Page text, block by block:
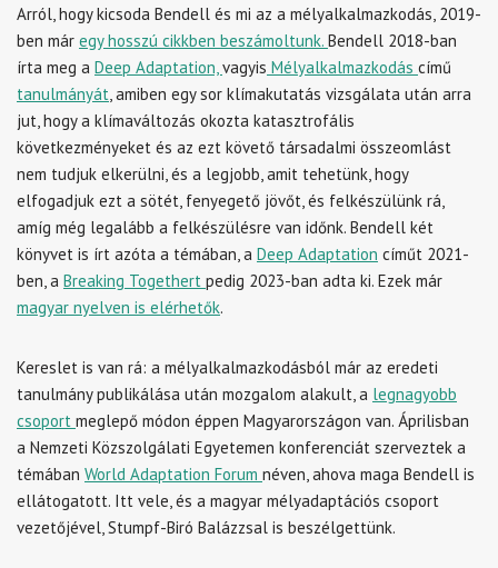
Arról, hogy kicsoda Bendell és mi az a mélyalkalmazkodás, 2019-
ben már egy hosszú cikkben beszámoltunk. Bendell 2018-ban
írta meg a Deep Adaptation,vagyis Mélyalkalmazkodás című
tanulmányát, amiben egy sor klímakutatás vizsgálata után arra
jut, hogy a klímaváltozás okozta katasztrofális
következményeket és az ezt követő társadalmi összeomlást
nem tudjuk elkerülni, és a legjobb, amit tehetünk, hogy
elfogadjuk ezt a sötét, fenyegető jövőt, és felkészülünk rá,
amíg még legalább a felkészülésre van időnk. Bendell két
könyvet is írt azóta a témában, a Deep Adaptation címűt 2021-
ben, a Breaking Togethert pedig 2023-ban adta ki. Ezek már
magyar nyelven is elérhetők.
Kereslet is van rá: a mélyalkalmazkodásból már az eredeti
tanulmány publikálása után mozgalom alakult, a legnagyobb
csoport meglepő módon éppen Magyarországon van. Áprilisban
a Nemzeti Közszolgálati Egyetemen konferenciát szerveztek a
témában World Adaptation Forum néven, ahova maga Bendell is
ellátogatott. Itt vele, és a magyar mélyadaptációs csoport
vezetőjével, Stumpf-Biró Balázzsal is beszélgettünk.